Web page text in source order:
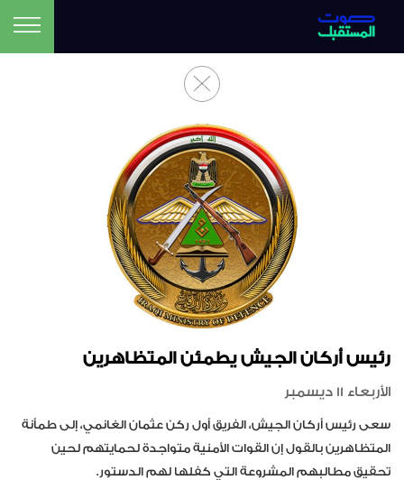
رئيس أركان الجيش يطمئن المتظاهرين
الأربعاء 11 ديسمبر
سعى رئيس أركان الجيش، الفريق أول ركن عثمان الغانمي، إلى طمأنة
المتظاهرين بالقول إن القوات الأمنية متواجدة لحمايتهم لحين
تحقيق مطالبهم المشروعة التي كفلها لهم الدستور.